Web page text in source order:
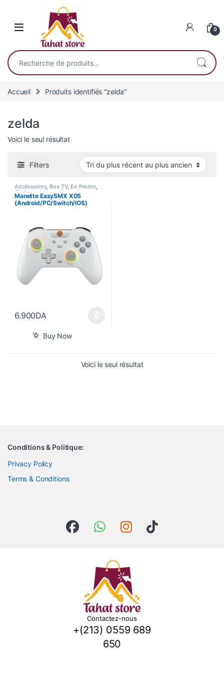
0
Recherche pour :
Accueil Produits identifiés “zelda”
zelda
Voici le seul résultat
Filters
Accéssoires, Box TV, En Promo,
Gadgets Informatique ,Jeux
Vidéos,Nouvel Arrivage,
Home
Manette EasySMX X05
(Android/PC/Switch/IOS)
6.900DA
Buy Now
Voici le seul résultat
Conditions & Politique:
Privacy Policy
Terms & Conditions
Contactez-nous
+(213) 0559 689
650